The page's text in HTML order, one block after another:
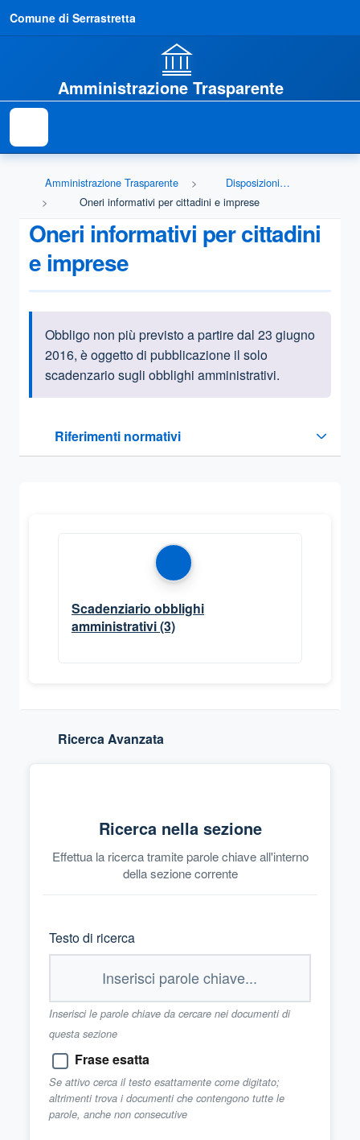
Comune di Serrastretta
Amministrazione Trasparente
Amministrazione Trasparente
Disposizioni generali
Oneri informativi per cittadini e imprese
Oneri informativi per cittadini
e imprese
Informazioni introduttive
Obbligo non più previsto a partire dal 23 giugno
2016, è oggetto di pubblicazione il solo
scadenzario sugli obblighi amministrativi.
Riferimenti normativi
Sezione compressa
Scadenziario obblighi
amministrativi(3)
Ricerca Avanzata
Ricerca nella sezione
Effettua la ricerca tramite parole chiave all'interno
della sezione corrente
Testo di ricerca
Inserisci le parole chiave da cercare nei documenti di
questa sezione
Frase esatta
Se attivo cerca il testo esattamente come digitato;
altrimenti trova i documenti che contengono tutte le
parole, anche non consecutive